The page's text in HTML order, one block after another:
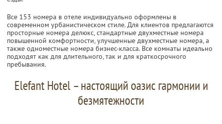
Все 153 номера в отеле индивидуально оформлены в
современном урбанистическом стиле. Для клиентов предлагаются
просторные номера делюкс, стандартные двухместные номера
повышенной комфортности, улучшенные двухместные номера, а
также одноместные номера бизнес-класса. Все комнаты идеально
подходят как для длительного, так и для краткосрочного
пребывания.
Elefant Hotel – настоящий оазис гармонии и
безмятежности